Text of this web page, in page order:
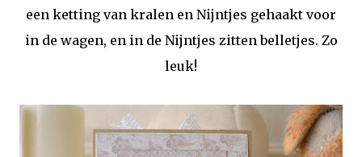
een ketting van kralen en Nijntjes gehaakt voor
in de wagen, en in de Nijntjes zitten belletjes. Zo
leuk!